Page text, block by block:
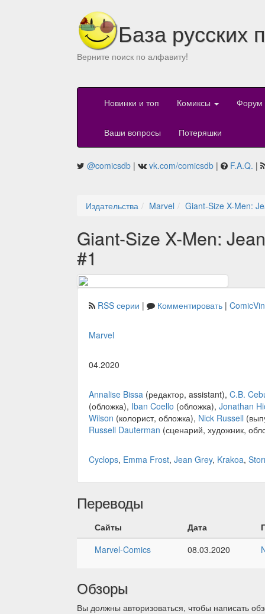
База русских
Верните поиск по алфавиту!
Новинки и топ Комиксы Форум
Ваши вопросы Потеряшки
@comicsdb | vk.com/comicsdb | F.A.Q. |
Издательства Marvel Giant-Size X-Men:
Giant-Size X-Men:
#1
RSS серии | Комментировать |
Marvel
04.2020
Annalise Bissa (редактор, assistant), C.B.
(обложка), Iban Coello (обложка), Jonathan
Wilson (колорист, обложка), Nick Russell
Russell Dauterman (сценарий, художник,
Cyclops, Emma Frost, Jean Grey, Krakoa,
Переводы
Сайты Дата
Marvel-Comics
08.03.2020
Обзоры
Вы должны авторизоваться, чтобы написать